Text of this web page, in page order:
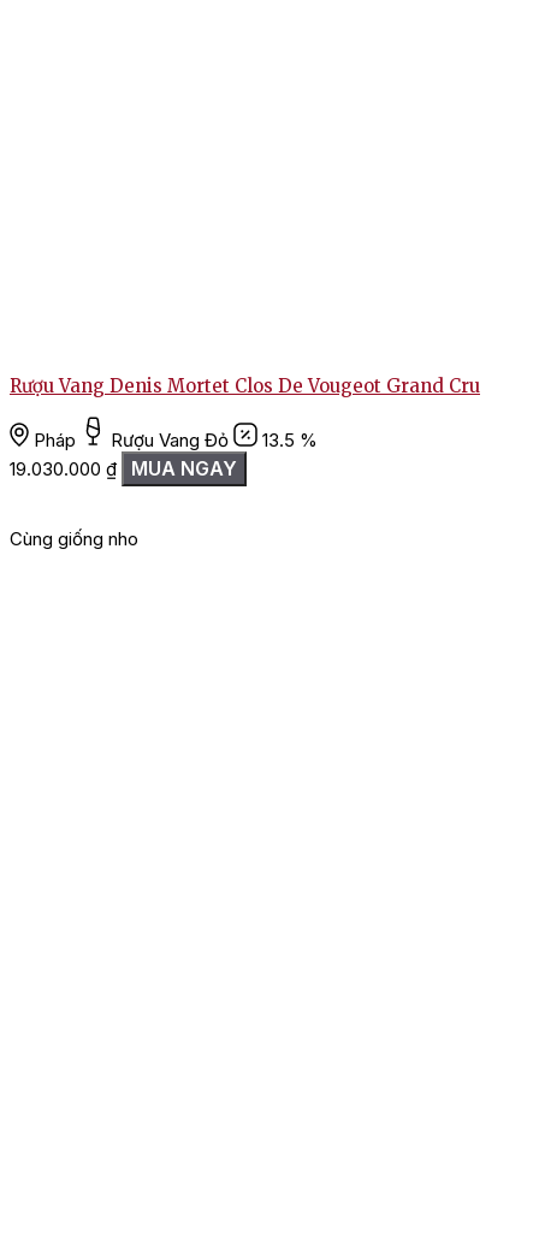
Rượu Vang Denis Mortet Clos De Vougeot Grand Cru
Pháp Rượu Vang Đỏ
13.5 %
19.030.000 ₫ MUA NGAY
Cùng giống nho